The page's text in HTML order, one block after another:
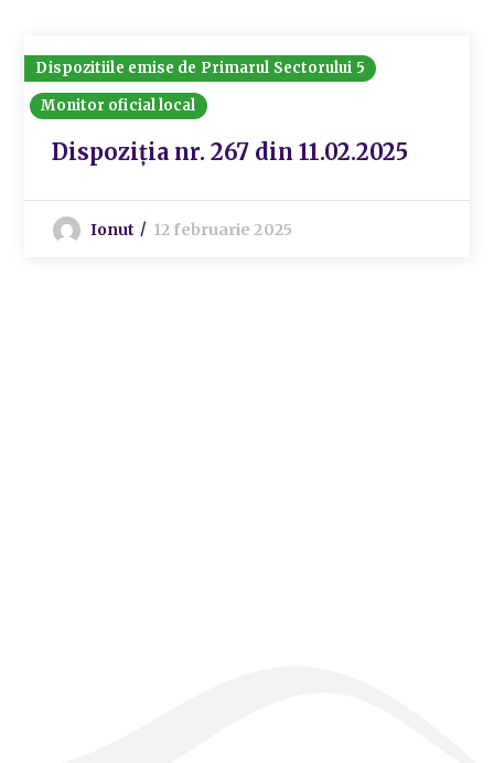
Dispozitiile emise de Primarul Sectorului 5
Monitor oficial local
Dispoziția nr. 267 din 11.02.2025
Ionut 12 februarie 2025